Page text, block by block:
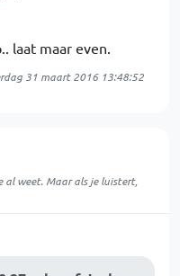
laat maar even.
31 maart 2016 13:48:52
al weet. Maar als je luistert,